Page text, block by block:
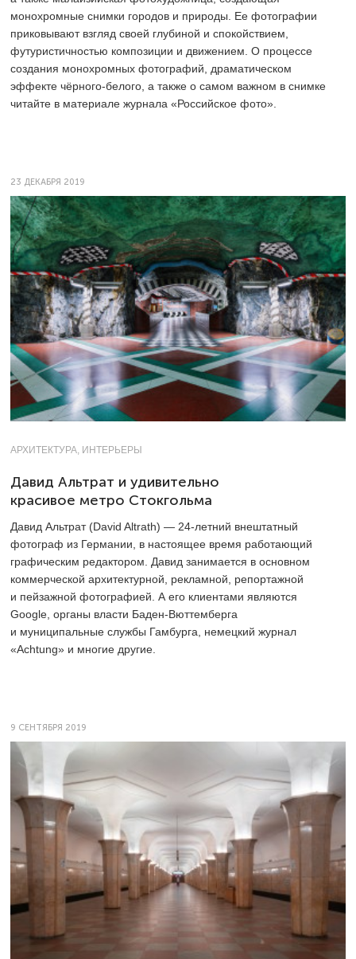
монохромные снимки городов и природы. Ее фотографии
приковывают взгляд своей глубиной и спокойствием,
футуристичностью композиции и движением. О процессе
создания монохромных фотографий, драматическом
эффекте чёрного-белого, а также о самом важном в снимке
читайте в материале журнала «Российское фото».
23 ДЕКАБРЯ 2019
АРХИТЕКТУРА, ИНТЕРЬЕРЫ
Давид Альтрат и удивительно
красивое метро Стокгольма
Давид Альтрат (David Altrath) — 24-летний внештатный
фотограф из Германии, в настоящее время работающий
графическим редактором. Давид занимается в основном
коммерческой архитектурной, рекламной, репортажной
и пейзажной фотографией. А его клиентами являются
Google, органы власти Баден-Вюттемберга
и муниципальные службы Гамбурга, немецкий журнал
«Achtung» и многие другие.
9 СЕНТЯБРЯ 2019